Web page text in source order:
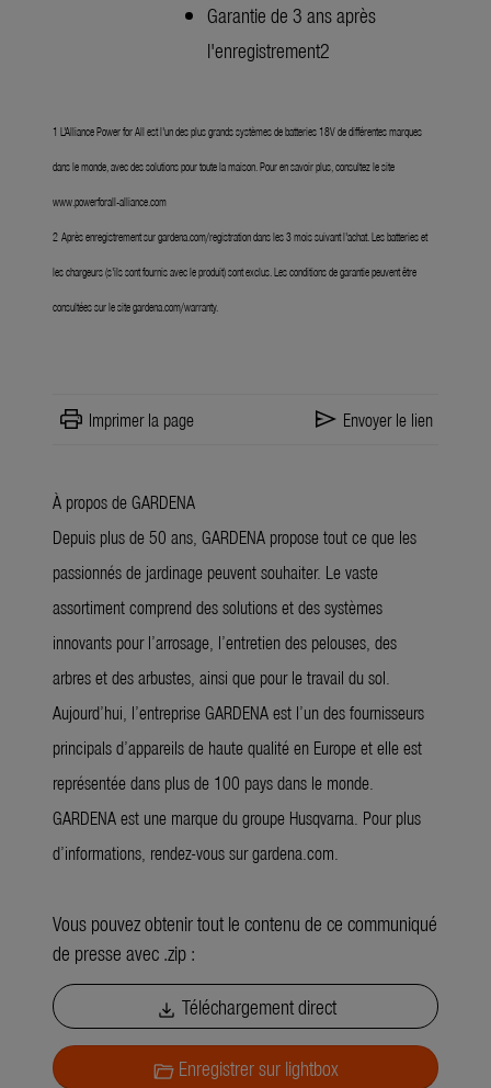
Garantie de 3 ans après
l'enregistrement2
1 L'Alliance Power for All est l'un des plus grands systèmes de batteries 18V de différentes marques
dans le monde, avec des solutions pour toute la maison. Pour en savoir plus, consultez le site
www.powerforall-alliance.com
2 Après enregistrement surgardena.com/registrationdans les 3 mois suivant l'achat. Les batteries et
les chargeurs (s'ils sont fournis avec le produit) sont exclus. Les conditions de garantie peuvent être
consultées sur le sitegardena.com/warranty.
print Imprimer la page send Envoyer le lien
À propos de GARDENA
Depuis plus de 50 ans, GARDENA propose tout ce que les
passionnés de jardinage peuvent souhaiter. Le vaste
assortiment comprend des solutions et des systèmes
innovants pour l’arrosage, l’entretien des pelouses, des
arbres et des arbustes, ainsi que pour le travail du sol.
Aujourd’hui, l’entreprise GARDENA est l’un des fournisseurs
principals d’appareils de haute qualité en Europe et elle est
représentée dans plus de 100 pays dans le monde.
GARDENA est une marque du groupe Husqvarna. Pour plus
d’informations, rendez-vous sur gardena.com.
Vous pouvez obtenir tout le contenu de ce communiqué
de presse avec .zip :
download Téléchargement direct
folder_open Enregistrer sur lightbox